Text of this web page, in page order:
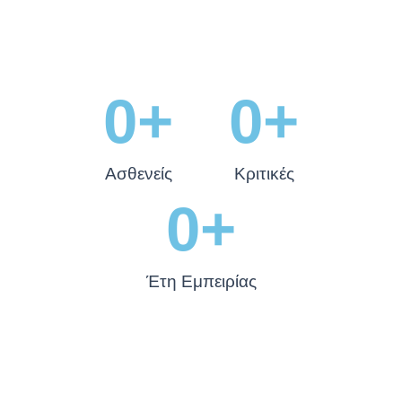
Ασθενείς
0+
Κριτικές
0+
Έτη Εμπειρίας
0+